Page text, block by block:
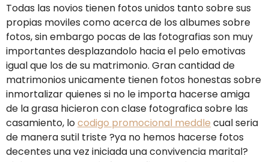
Todas las novios tienen fotos unidos tanto sobre sus
propias moviles como acerca de los albumes sobre
fotos, sin embargo pocas de las fotografias son muy
importantes desplazandolo hacia el pelo emotivas
igual que los de su matrimonio. Gran cantidad de
matrimonios unicamente tienen fotos honestas sobre
inmortalizar quienes si no le importa hacerse amiga
de la grasa hicieron con clase fotografica sobre las
casamiento, locodigo promocional meddle cual seri­a
de manera sutil triste ?ya no hemos hacerse fotos
decentes una vez iniciada una convivencia marital?